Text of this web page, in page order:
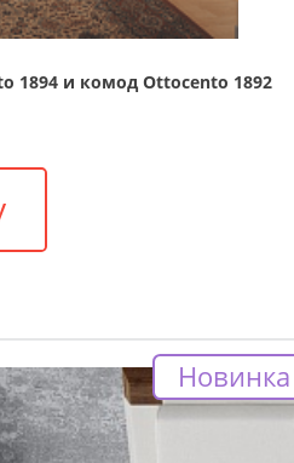
1894 и комод Ottocento 1892
Новинка